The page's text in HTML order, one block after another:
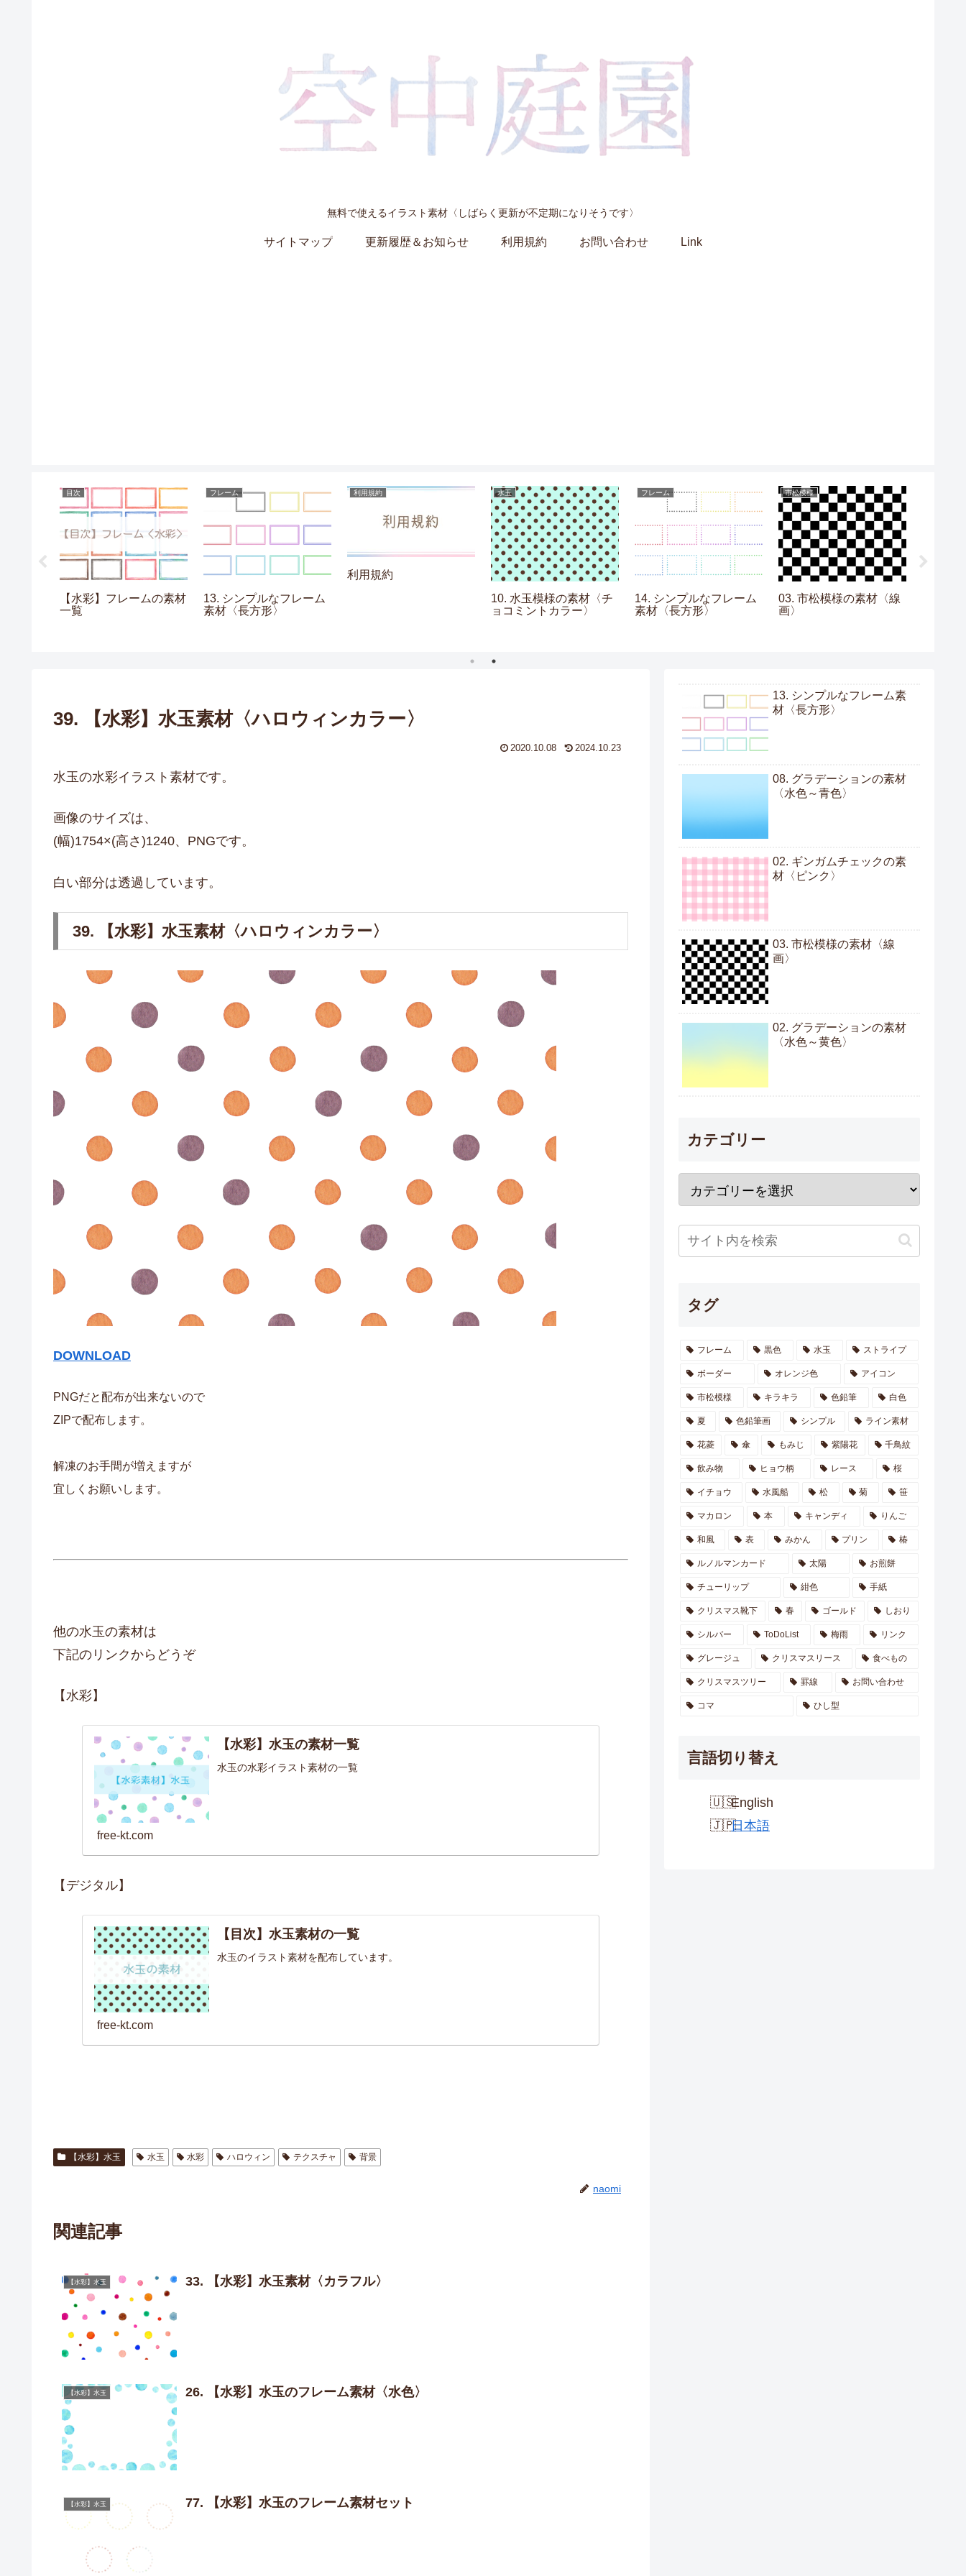
無料で使えるイラスト素材〈しばらく更新が不定期になりそうです〉
サイトマップ 更新履歴＆お知らせ 利用規約 お問い合わせ Link
目次
【水彩】フレームの素材
一覧
フレーム
13. シンプルなフレーム
素材〈長方形〉
利用規約
利用規約
水玉
10. 水玉模様の素材〈チ
ョコミントカラー〉
フレーム
14. シンプルなフレーム
素材〈長方形〉
市松模様
03. 市松模様の素材〈線
画〉
39. 【水彩】水玉素材〈ハロウィンカラー〉
2020.10.08 2024.10.23
水玉の水彩イラスト素材です。
画像のサイズは、
(幅)1754×(高さ)1240、PNGです。
白い部分は透過しています。
39. 【水彩】水玉素材〈ハロウィンカラー〉
DOWNLOAD
PNGだと配布が出来ないので
ZIPで配布します。
解凍のお手間が増えますが
宜しくお願いします。
他の水玉の素材は
下記のリンクからどうぞ
【水彩】
【水彩】水玉の素材一覧
水玉の水彩イラスト素材の一覧
free-kt.com
【デジタル】
【目次】水玉素材の一覧
水玉のイラスト素材を配布しています。
free-kt.com
【水彩】水玉 水玉 水彩 ハロウィン テクスチャ 背景
naomi
関連記事
【水彩】水玉 33. 【水彩】水玉素材〈カラフル〉
【水彩】水玉 26. 【水彩】水玉のフレーム素材〈水色〉
【水彩】水玉 77. 【水彩】水玉のフレーム素材セット
13. シンプルなフレーム素
材〈長方形〉
08. グラデーションの素材
〈水色～青色〉
02. ギンガムチェックの素
材〈ピンク〉
03. 市松模様の素材〈線
画〉
02. グラデーションの素材
〈水色～黄色〉
カテゴリー
タグ
フレーム 黒色 水玉 ストライプ
ボーダー オレンジ色 アイコン
市松模様 キラキラ 色鉛筆 白色
夏 色鉛筆画 シンプル ライン素材
花菱 傘 もみじ 紫陽花 千鳥紋
飲み物 ヒョウ柄 レース 桜
イチョウ 水風船 松 菊 笹
マカロン 本 キャンディ りんご
和風 表 みかん プリン 椿
ルノルマンカード 太陽 お煎餅
チューリップ 紺色 手紙
クリスマス靴下 春 ゴールド しおり
シルバー ToDoList 梅雨 リンク
グレージュ クリスマスリース 食べもの
クリスマスツリー 罫線 お問い合わせ
コマ ひし型
言語切り替え
English
日本語